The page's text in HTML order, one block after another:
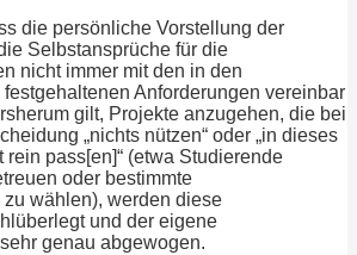
die persönliche Vorstellung der
Selbstansprüche für die
nicht immer mit den in den
Anforderungen vereinbar
gilt, Projekte anzugehen, die bei
„nichts nützen“ oder „in dieses
rein pass[en]“ (etwa Studierende
oder bestimmte
wählen), werden diese
und der eigene
genau abgewogen.